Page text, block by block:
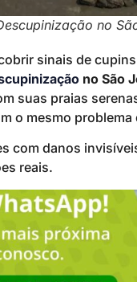
no
sinais de
no São
suas praias
o mesmo
com danos
reais.